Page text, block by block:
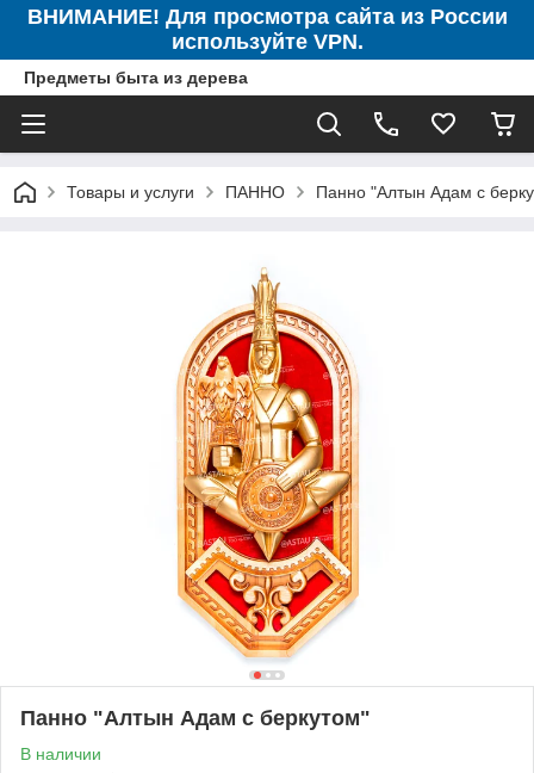
ВНИМАНИЕ! Для просмотра сайта из России
используйте VPN.
Предметы быта из дерева
Товары и услуги ПАННО Панно "Алтын Адам с
Панно "Алтын Адам с беркутом"
В наличии